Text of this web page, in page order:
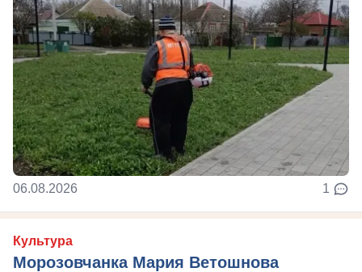
06.08.2026 1
Культура
Морозовчанка Мария Ветошнова